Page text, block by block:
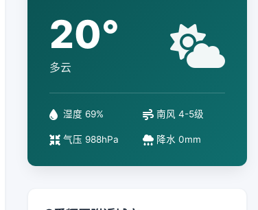
20°
多云
湿度 69% 南风 4-5级
气压 988hPa 降水 0mm